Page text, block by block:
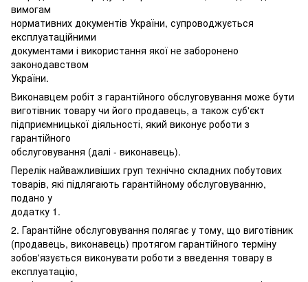
вимогам
нормативних документів України, супроводжується
експлуатаційними
документами і використання якої не заборонено
законодавством
України.
Виконавцем робіт з гарантійного обслуговування може бути
виготівник товару чи його продавець, а також суб'єкт
підприємницької діяльності, який виконує роботи з
гарантійного
обслуговування (далі - виконавець).
Перелік найважливіших груп технічно складних побутових
товарів, які підлягають гарантійному обслуговуванню,
подано у
додатку 1.
2. Гарантійне обслуговування полягає у тому, що виготівник
(продавець, виконавець) протягом гарантійного терміну
зобов'язується виконувати роботи з введення товару в
експлуатацію,